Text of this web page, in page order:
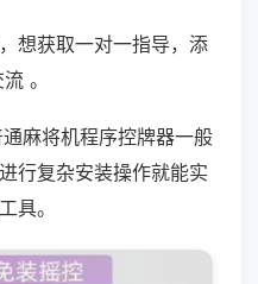
想获取一对一指导，添
。
麻将机程序控牌器一般
行复杂安装操作就能实
具。